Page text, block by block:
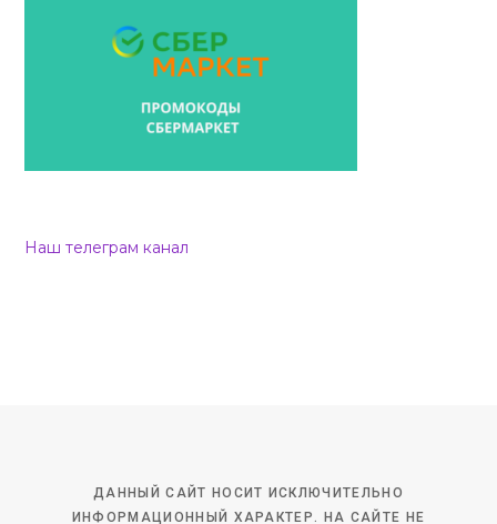
Наш телеграм канал
ДАННЫЙ САЙТ НОСИТ ИСКЛЮЧИТЕЛЬНО
ИНФОРМАЦИОННЫЙ ХАРАКТЕР. НА САЙТЕ НЕ